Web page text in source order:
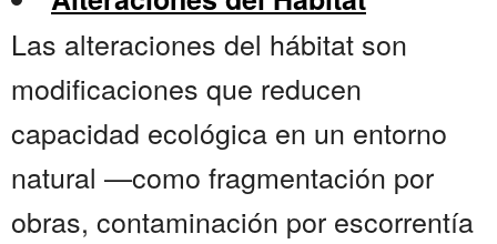
Las alteraciones del hábitat son
modificaciones que reducen
capacidad ecológica en un entorno
natural —como fragmentación por
obras, contaminación por escorrentía